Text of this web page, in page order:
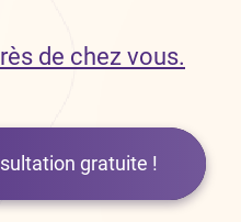
de chez vous.
gratuite !